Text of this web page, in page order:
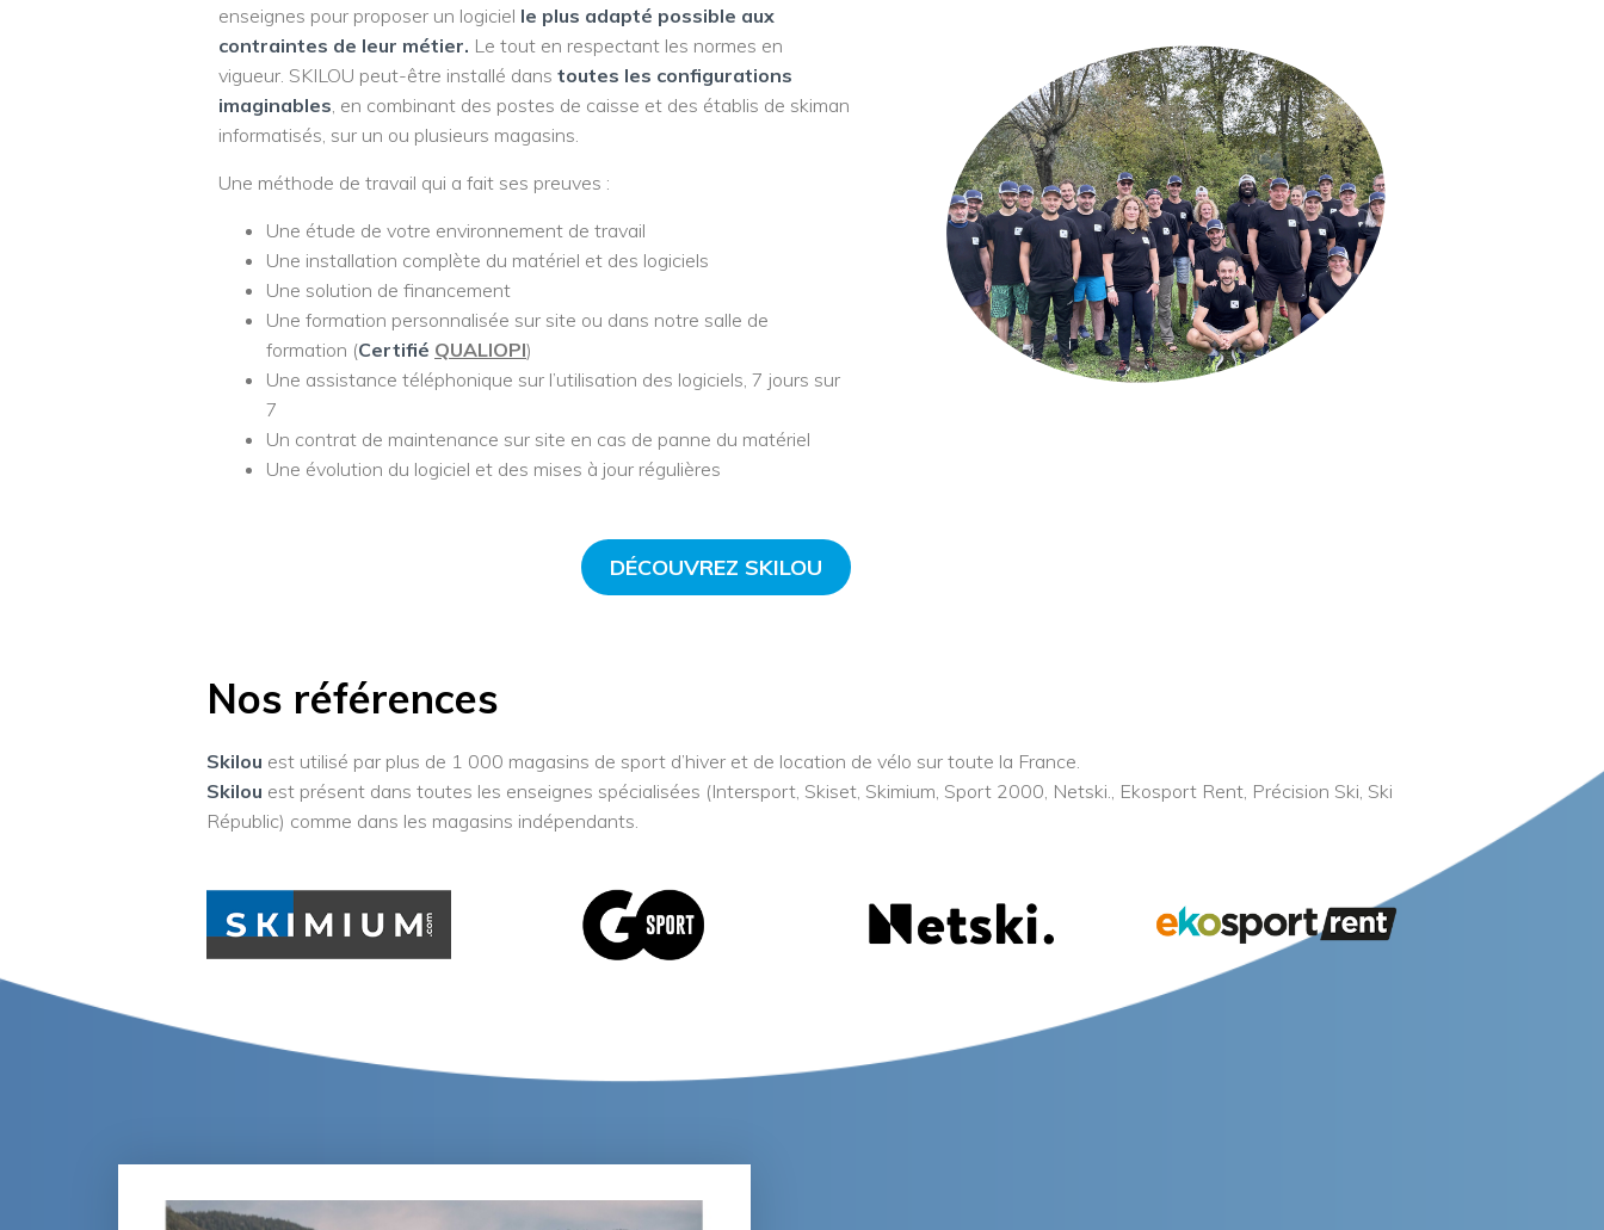
enseignes pour proposer un logiciel le plus adapté possible aux
contraintes de leur métier. Le tout en respectant les normes en
vigueur. SKILOU peut-être installé dans toutes les configurations
imaginables, en combinant des postes de caisse et des établis de skiman
informatisés, sur un ou plusieurs magasins.
Une méthode de travail qui a fait ses preuves :
Une étude de votre environnement de travail
Une installation complète du matériel et des logiciels
Une solution de financement
Une formation personnalisée sur site ou dans notre salle de
formation (Certifié QUALIOPI)
Une assistance téléphonique sur l’utilisation des logiciels, 7 jours sur
7
Un contrat de maintenance sur site en cas de panne du matériel
Une évolution du logiciel et des mises à jour régulières
DÉCOUVREZ SKILOU
Nos références
Skilou est utilisé par plus de 1 000 magasins de sport d’hiver et de location de vélo sur toute la France.
Skilou est présent dans toutes les enseignes spécialisées (Intersport, Skiset, Skimium, Sport 2000, Netski., Ekosport Rent, Précision Ski, Ski
Républic) comme dans les magasins indépendants.